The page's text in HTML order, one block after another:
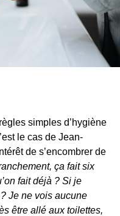
simples d’hygiène
le cas de Jean-
de s’encombrer de
ça fait six
fait déjà ? Si je
Je ne vois aucune
être allé aux toilettes,